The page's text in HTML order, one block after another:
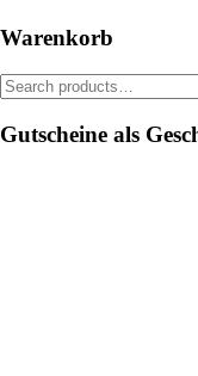
the
page
Warenkorb
Search
Gutscheine als